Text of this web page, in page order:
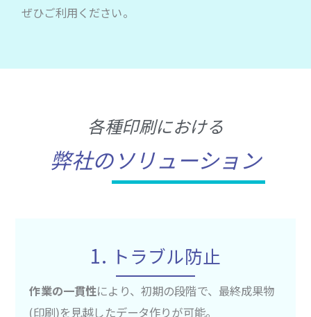
ぜひご利用ください。
各種印刷における
弊社のソリューション
1. トラブル防止
作業の一貫性により、初期の段階で、最終成果物
(印刷)を見越したデータ作りが可能。